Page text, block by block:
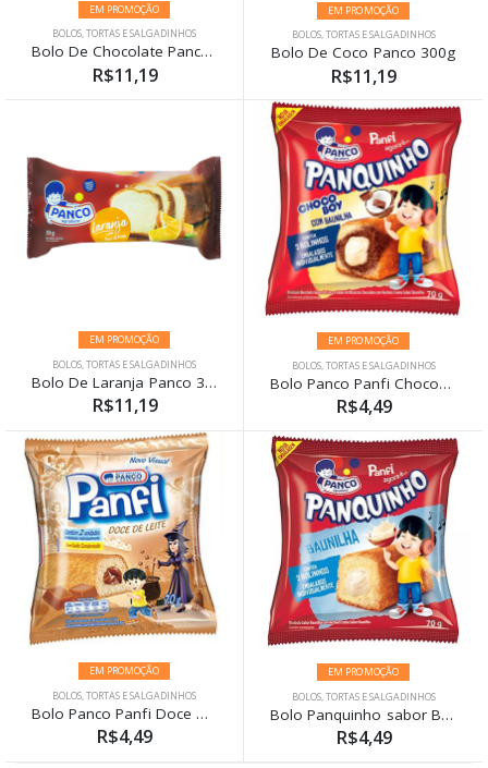
EM PROMOÇÃO
BOLOS, TORTAS E SALGADINHOS
Bolo De Chocolate Panco 300g
R$11,19
EM PROMOÇÃO
BOLOS, TORTAS E SALGADINHOS
Bolo De Coco Panco 300g
R$11,19
EM PROMOÇÃO
BOLOS, TORTAS E SALGADINHOS
Bolo De Laranja Panco 300g
R$11,19
EM PROMOÇÃO
BOLOS, TORTAS E SALGADINHOS
Bolo Panco Panfi ChocoBoy Com Baunilha 70g
R$4,49
EM PROMOÇÃO
BOLOS, TORTAS E SALGADINHOS
Bolo Panco Panfi Doce De Leite 70g
R$4,49
EM PROMOÇÃO
BOLOS, TORTAS E SALGADINHOS
Bolo Panquinho sabor Baunilha Panco 70g
R$4,49